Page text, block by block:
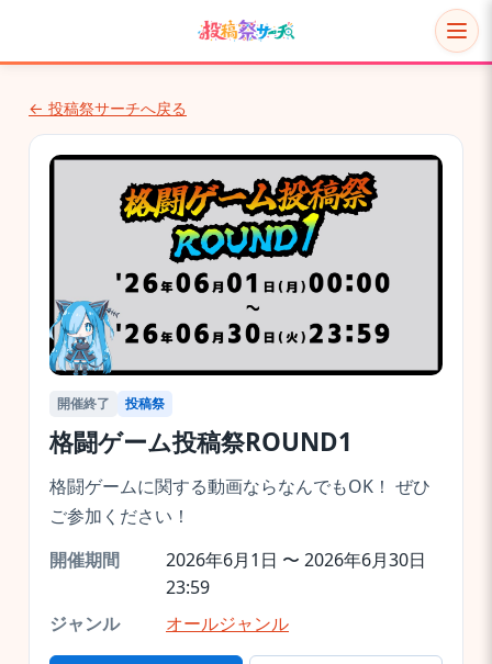
← 投稿祭サーチへ戻る
開催終了 投稿祭
格闘ゲーム投稿祭ROUND1
格闘ゲームに関する動画ならなんでもOK！ ぜひ
ご参加ください！
開催期間
2026年6月1日 〜 2026年6月30日
23:59
ジャンル
オールジャンル